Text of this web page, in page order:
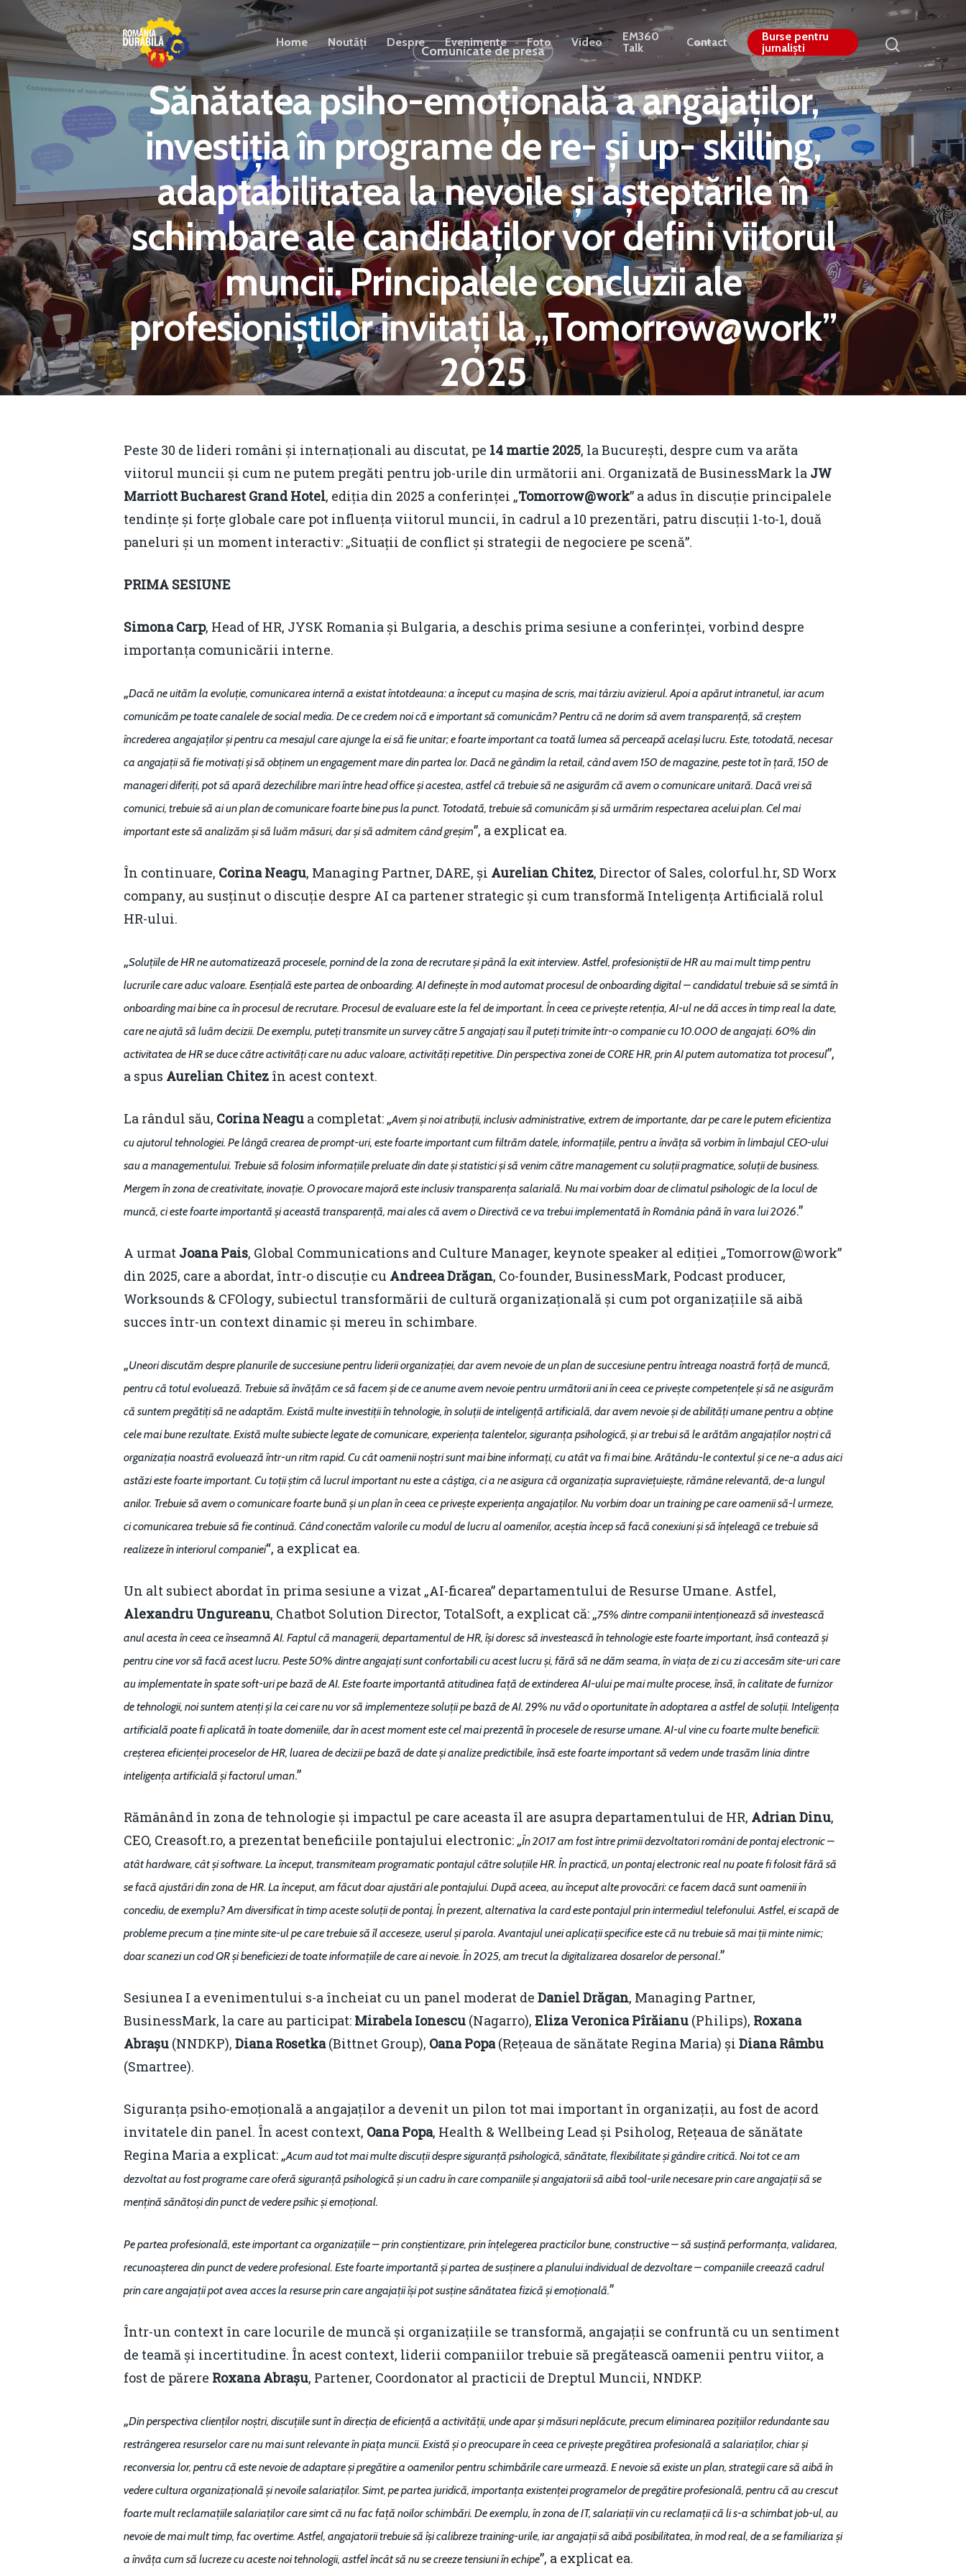
Hit enter to search or ESC to close
Home Noutăți Despre Evenimente Foto Video
EM360
Talk
Contact
Burse pentru
jurnaliști
Comunicate de presa
Sănătatea psiho-emoțională a angajaților,
investiția în programe de re- și up- skilling,
adaptabilitatea la nevoile și așteptările în
schimbare ale candidaților vor defini viitorul
muncii. Principalele concluzii ale
profesioniștilor invitați la „Tomorrow@work”
2025
Peste 30 de lideri români și internaționali au discutat, pe 14 martie 2025, la București, despre cum va arăta
viitorul muncii și cum ne putem pregăti pentru job-urile din următorii ani. Organizată de BusinessMark la JW
Marriott Bucharest Grand Hotel, ediția din 2025 a conferinței „Tomorrow@work” a adus în discuție principalele
tendințe și forțe globale care pot influența viitorul muncii, în cadrul a 10 prezentări, patru discuții 1-to-1, două
paneluri și un moment interactiv: „Situații de conflict și strategii de negociere pe scenă”.
PRIMA SESIUNE
Simona Carp, Head of HR, JYSK Romania și Bulgaria, a deschis prima sesiune a conferinței, vorbind despre
importanța comunicării interne.
„Dacă ne uităm la evoluție, comunicarea internă a existat întotdeauna: a început cu mașina de scris, mai târziu avizierul. Apoi a apărut intranetul, iar acum
comunicăm pe toate canalele de social media. De ce credem noi că e important să comunicăm? Pentru că ne dorim să avem transparență, să creștem
încrederea angajaților și pentru ca mesajul care ajunge la ei să fie unitar; e foarte important ca toată lumea să perceapă același lucru. Este, totodată, necesar
ca angajații să fie motivați și să obținem un engagement mare din partea lor. Dacă ne gândim la retail, când avem 150 de magazine, peste tot în țară, 150 de
manageri diferiți, pot să apară dezechilibre mari între head office și acestea, astfel că trebuie să ne asigurăm că avem o comunicare unitară. Dacă vrei să
comunici, trebuie să ai un plan de comunicare foarte bine pus la punct. Totodată, trebuie să comunicăm și să urmărim respectarea acelui plan. Cel mai
important este să analizăm și să luăm măsuri, dar și să admitem când greșim”, a explicat ea.
În continuare, Corina Neagu, Managing Partner, DARE, și Aurelian Chitez, Director of Sales, colorful.hr, SD Worx
company, au susținut o discuție despre AI ca partener strategic și cum transformă Inteligența Artificială rolul
HR-ului.
„Soluțiile de HR ne automatizează procesele, pornind de la zona de recrutare și până la exit interview. Astfel, profesioniștii de HR au mai mult timp pentru
lucrurile care aduc valoare. Esențială este partea de onboarding. AI definește în mod automat procesul de onboarding digital – candidatul trebuie să se simtă în
onboarding mai bine ca în procesul de recrutare. Procesul de evaluare este la fel de important. În ceea ce privește retenția, AI-ul ne dă acces în timp real la date,
care ne ajută să luăm decizii. De exemplu, puteți transmite un survey către 5 angajați sau îl puteți trimite într-o companie cu 10.000 de angajați. 60% din
activitatea de HR se duce către activități care nu aduc valoare, activități repetitive. Din perspectiva zonei de CORE HR, prin AI putem automatiza tot procesul”,
a spus Aurelian Chitez în acest context.
La rândul său, Corina Neagu a completat: „Avem și noi atribuții, inclusiv administrative, extrem de importante, dar pe care le putem eficientiza
cu ajutorul tehnologiei. Pe lângă crearea de prompt-uri, este foarte important cum filtrăm datele, informațiile, pentru a învăța să vorbim în limbajul CEO-ului
sau a managementului. Trebuie să folosim informațiile preluate din date și statistici și să venim către management cu soluții pragmatice, soluții de business.
Mergem în zona de creativitate, inovație. O provocare majoră este inclusiv transparența salarială. Nu mai vorbim doar de climatul psihologic de la locul de
muncă, ci este foarte importantă și această transparență, mai ales că avem o Directivă ce va trebui implementată în România până în vara lui 2026.”
A urmat Joana Pais, Global Communications and Culture Manager, keynote speaker al ediției „Tomorrow@work”
din 2025, care a abordat, într-o discuție cu AndreeaDrăgan, Co-founder, BusinessMark, Podcast producer,
Worksounds & CFOlogy, subiectul transformării de cultură organizațională și cum pot organizațiile să aibă
succes într-un context dinamic și mereu în schimbare.
„Uneori discutăm despre planurile de succesiune pentru liderii organizației, dar avem nevoie de un plan de succesiune pentru întreaga noastră forță de muncă,
pentru că totul evoluează. Trebuie să învățăm ce să facem și de ce anume avem nevoie pentru următorii ani în ceea ce privește competențele și să ne asigurăm
că suntem pregătiți să ne adaptăm. Există multe investiții în tehnologie, în soluții de inteligență artificială, dar avem nevoie și de abilități umane pentru a obține
cele mai bune rezultate. Există multe subiecte legate de comunicare, experiența talentelor, siguranța psihologică, și ar trebui să le arătăm angajaților noștri că
organizația noastră evoluează într-un ritm rapid. Cu cât oamenii noștri sunt mai bine informați, cu atât va fi mai bine. Arătându-le contextul și ce ne-a adus aici
astăzi este foarte important. Cu toții știm că lucrul important nu este a câștiga, ci a ne asigura că organizația supraviețuiește, rămâne relevantă, de-a lungul
anilor. Trebuie să avem o comunicare foarte bună și un plan în ceea ce privește experiența angajaților. Nu vorbim doar un training pe care oamenii să-l urmeze,
ci comunicarea trebuie să fie continuă. Când conectăm valorile cu modul de lucru al oamenilor, aceștia încep să facă conexiuni și să înțeleagă ce trebuie să
realizeze în interiorul companiei“, a explicat ea.
Un alt subiect abordat în prima sesiune a vizat „AI-ficarea” departamentului de Resurse Umane. Astfel,
Alexandru Ungureanu, Chatbot Solution Director, TotalSoft, a explicat că: „75% dintre companii intenționează să investească
anul acesta în ceea ce înseamnă AI. Faptul că managerii, departamentul de HR, își doresc să investească în tehnologie este foarte important, însă contează și
pentru cine vor să facă acest lucru. Peste 50% dintre angajați sunt confortabili cu acest lucru și, fără să ne dăm seama, în viața de zi cu zi accesăm site-uri care
au implementate în spate soft-uri pe bază de AI. Este foarte importantă atitudinea față de extinderea AI-ului pe mai multe procese, însă, în calitate de furnizor
de tehnologii, noi suntem atenți și la cei care nu vor să implementeze soluții pe bază de AI. 29% nu văd o oportunitate în adoptarea a astfel de soluții. Inteligența
artificială poate fi aplicată în toate domeniile, dar în acest moment este cel mai prezentă în procesele de resurse umane. AI-ul vine cu foarte multe beneficii:
creșterea eficienței proceselor de HR, luarea de decizii pe bază de date și analize predictibile, însă este foarte important să vedem unde trasăm linia dintre
inteligența artificială și factorul uman.”
Rămânând în zona de tehnologie și impactul pe care aceasta îl are asupra departamentului de HR, Adrian Dinu,
CEO, Creasoft.ro, a prezentat beneficiile pontajului electronic: „În 2017 am fost între primii dezvoltatori români de pontaj electronic –
atât hardware, cât și software. La început, transmiteam programatic pontajul către soluțiile HR. În practică, un pontaj electronic real nu poate fi folosit fără să
se facă ajustări din zona de HR. La început, am făcut doar ajustări ale pontajului. După aceea, au început alte provocări: ce facem dacă sunt oamenii în
concediu, de exemplu? Am diversificat în timp aceste soluții de pontaj. În prezent, alternativa la card este pontajul prin intermediul telefonului. Astfel, ei scapă de
probleme precum a ține minte site-ul pe care trebuie să îl acceseze, userul și parola. Avantajul unei aplicații specifice este că nu trebuie să mai ții minte nimic;
doar scanezi un cod QR și beneficiezi de toate informațiile de care ai nevoie. În 2025, am trecut la digitalizarea dosarelor de personal.”
Sesiunea I a evenimentului s-a încheiat cu un panel moderat de Daniel Drăgan, Managing Partner,
BusinessMark, la care au participat: Mirabela Ionescu (Nagarro), Eliza Veronica Pîrăianu (Philips), Roxana
Abrașu (NNDKP), Diana Rosetka(Bittnet Group), Oana Popa(Rețeaua de sănătate Regina Maria) și Diana Râmbu
(Smartree).
Siguranța psiho-emoțională a angajaților a devenit un pilon tot mai important în organizații, au fost de acord
invitatele din panel. În acest context, Oana Popa, Health & Wellbeing Lead și Psiholog, Rețeaua de sănătate
Regina Maria a explicat: „Acum aud tot mai multe discuții despre siguranță psihologică, sănătate, flexibilitate și gândire critică. Noi tot ce am
dezvoltat au fost programe care oferă siguranță psihologică și un cadru în care companiile și angajatorii să aibă tool-urile necesare prin care angajații să se
mențină sănătoși din punct de vedere psihic și emoțional.
Pe partea profesională, este important ca organizațiile – prin conștientizare, prin înțelegerea practicilor bune, constructive – să susțină performanța, validarea,
recunoașterea din punct de vedere profesional. Este foarte importantă și partea de susținere a planului individual de dezvoltare – companiile creează cadrul
prin care angajații pot avea acces la resurse prin care angajații își pot susține sănătatea fizică și emoțională.”
Într-un context în care locurile de muncă și organizațiile se transformă, angajații se confruntă cu un sentiment
de teamă și incertitudine. În acest context, liderii companiilor trebuie să pregătească oamenii pentru viitor, a
fost de părere Roxana Abrașu, Partener, Coordonator al practicii de Dreptul Muncii, NNDKP.
„Din perspectiva clienților noștri, discuțiile sunt în direcția de eficiență a activității, unde apar și măsuri neplăcute, precum eliminarea pozițiilor redundante sau
restrângerea resurselor care nu mai sunt relevante în piața muncii. Există și o preocupare în ceea ce privește pregătirea profesională a salariaților, chiar și
reconversia lor, pentru că este nevoie de adaptare și pregătire a oamenilor pentru schimbările care urmează. E nevoie să existe un plan, strategii care să aibă în
vedere cultura organizațională și nevoile salariaților. Simt, pe partea juridică, importanța existenței programelor de pregătire profesională, pentru că au crescut
foarte mult reclamațiile salariaților care simt că nu fac față noilor schimbări. De exemplu, în zona de IT, salariații vin cu reclamații că li s-a schimbat job-ul, au
nevoie de mai mult timp, fac overtime. Astfel, angajatorii trebuie să își calibreze training-urile, iar angajații să aibă posibilitatea, în mod real, de a se familiariza și
a învăța cum să lucreze cu aceste noi tehnologii, astfel încât să nu se creeze tensiuni în echipe”, a explicat ea.
Email:daniel.apostol@me.com